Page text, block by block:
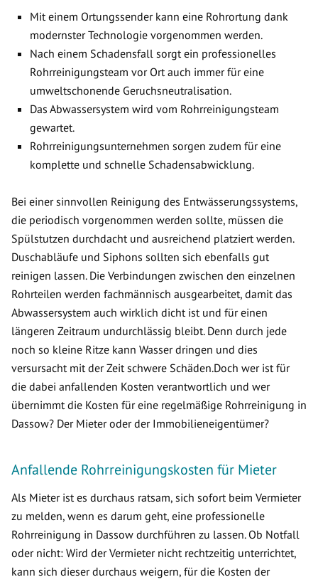
Mit einem Ortungssender kann eine Rohrortung dank
modernster Technologie vorgenommen werden.
Nach einem Schadensfall sorgt ein professionelles
Rohrreinigungsteam vor Ort auch immer für eine
umweltschonende Geruchsneutralisation.
Das Abwassersystem wird vom Rohrreinigungsteam
gewartet.
Rohrreinigungsunternehmen sorgen zudem für eine
komplette und schnelle Schadensabwicklung.
Bei einer sinnvollen Reinigung des Entwässerungssystems,
die periodisch vorgenommen werden sollte, müssen die
Spülstutzen durchdacht und ausreichend platziert werden.
Duschabläufe und Siphons sollten sich ebenfalls gut
reinigen lassen. Die Verbindungen zwischen den einzelnen
Rohrteilen werden fachmännisch ausgearbeitet, damit das
Abwassersystem auch wirklich dicht ist und für einen
längeren Zeitraum undurchlässig bleibt. Denn durch jede
noch so kleine Ritze kann Wasser dringen und dies
versursacht mit der Zeit schwere Schäden.Doch wer ist für
die dabei anfallenden Kosten verantwortlich und wer
übernimmt die Kosten für eine regelmäßige Rohrreinigung in
Dassow? Der Mieter oder der Immobilieneigentümer?
Anfallende Rohrreinigungskosten für Mieter
Als Mieter ist es durchaus ratsam, sich sofort beim Vermieter
zu melden, wenn es darum geht, eine professionelle
Rohrreinigung in Dassow durchführen zu lassen. Ob Notfall
oder nicht: Wird der Vermieter nicht rechtzeitig unterrichtet,
kann sich dieser durchaus weigern, für die Kosten der